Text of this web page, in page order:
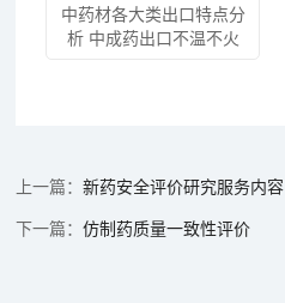
中药材各大类出口特点分
析 中成药出口不温不火
新药安全评价研究服务内容
仿制药质量一致性评价